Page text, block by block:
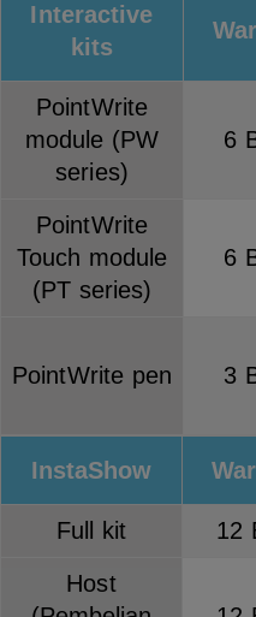
Interactive
kits
PointWrite
module (PW
series)
6
PointWrite
Touch module
(PT series)
6
PointWrite pen 3
InstaShow
Full kit 12
Host